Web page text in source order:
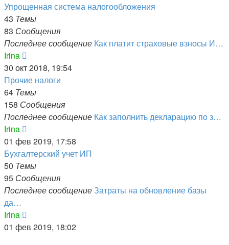
последнему
сообщению
Упрощенная система налогообложения
43 Темы
83 Сообщения
Последнее сообщение Как платит страховые взносы И…
Irina
к
последнему
сообщению
30 окт 2018, 19:54
Прочие налоги
64 Темы
158 Сообщения
Последнее сообщение Как заполнить декларацию по з…
Irina
к
последнему
сообщению
01 фев 2019, 17:58
Бухгалтерский учет ИП
50 Темы
95 Сообщения
Последнее сообщениеЗатраты на обновление базы
да…
Irina
к
01 фев 2019, 18:02